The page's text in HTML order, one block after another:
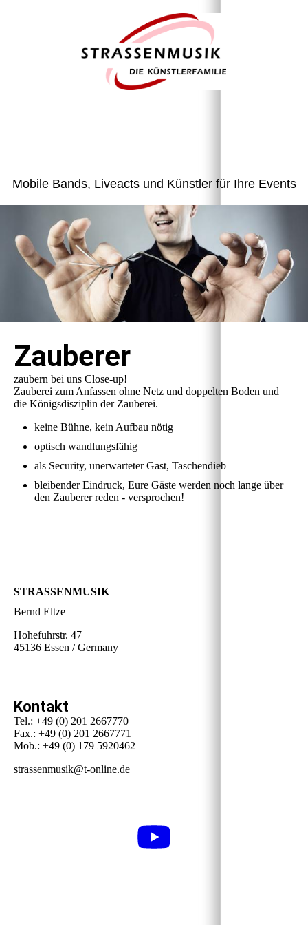
Mobile Bands, Liveacts und Künstler für Ihre Events
Zauberer
zaubern bei uns Close-up!
Zauberei zum Anfassen ohne Netz und doppelten Boden und
die Königsdisziplin der Zauberei.
keine Bühne, kein Aufbau nötig
optisch wandlungsfähig
als Security, unerwarteter Gast, Taschendieb
bleibender Eindruck, Eure Gäste werden noch lange über
den Zauberer reden - versprochen!
STRASSENMUSIK
Bernd Eltze
Hohefuhrstr. 47
45136 Essen / Germany
Kontakt
Tel.: +49 (0) 201 2667770
Fax.: +49 (0) 201 2667771
Mob.: +49 (0) 179 5920462
strassenmusik@t-online.de